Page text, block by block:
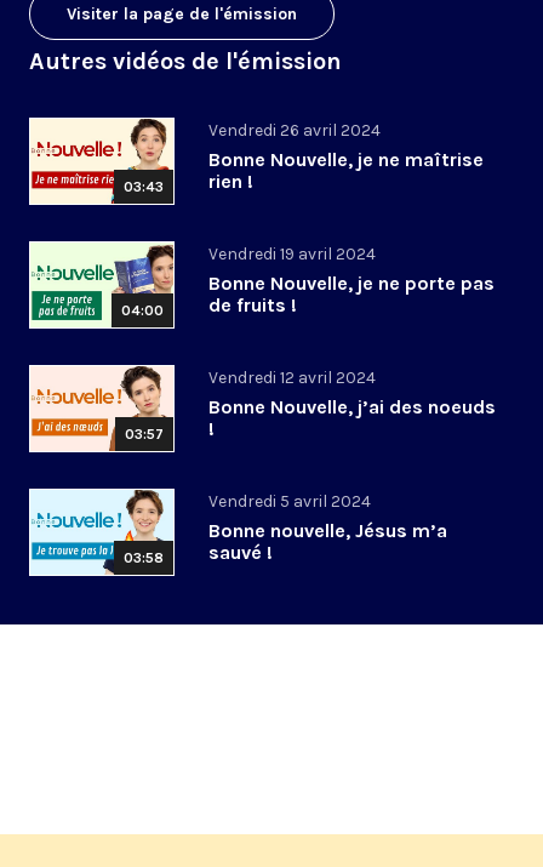
Visiter la page de l'émission
Autres vidéos de l'émission
03:43
Vendredi 26 avril 2024
Bonne Nouvelle, je ne maîtrise
rien !
04:00
Vendredi 19 avril 2024
Bonne Nouvelle, je ne porte pas
de fruits !
03:57
Vendredi 12 avril 2024
Bonne Nouvelle, j’ai des noeuds
!
03:58
Vendredi 5 avril 2024
Bonne nouvelle, Jésus m’a
sauvé !